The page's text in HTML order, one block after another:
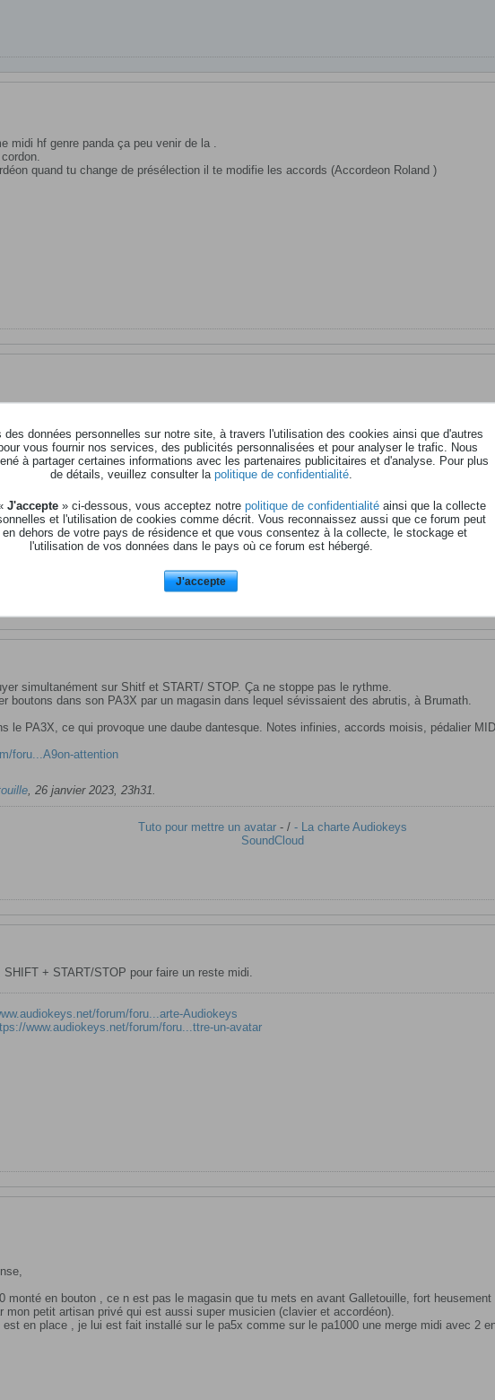
midi hf genre panda ça peu venir de la .
quand tu change de présélection il te modifie les accords (Accordeon Roland )
équipé midi limex
midi que j'ai zappé.
le panel qui permet le reset direct en cas de plantage .
y avoir une fonction équivalente.
en clavier bouton récemment.
OS ?
simultanément sur Shitf et START/ STOP. Ça ne stoppe pas le rythme.
boutons dans son PA3X par un magasin dans lequel sévissaient des abrutis, à Brumath.
le PA3X, ce qui provoque une daube dantesque. Notes infinies, accords moisis, pédalier
foru...A9on-attention
, 26 janvier 2023, 23h31.
Tuto pour mettre un avatar - / - La charte Audiokeys
SoundCloud
SHIFT + START/STOP pour faire un reste midi.
forum/foru...arte-Audiokeys
www.audiokeys.net/forum/foru...ttre-un-avatar
monté en bouton , ce n est pas le magasin que tu mets en avant Galletouille, fort heusement
mon petit artisan privé qui est aussi super musicien (clavier et accordéon).
est en place , je lui est fait installé sur le pa5x comme sur le pa1000 une merge midi avec 2
des données personnelles sur notre site, à travers l'utilisation des cookies ainsi que d'autres
vous fournir nos services, des publicités personnalisées et pour analyser le trafic. Nous
à partager certaines informations avec les partenaires publicitaires et d'analyse. Pour plus
de détails, veuillez consulter la politique de confidentialité.
J'accepte » ci-dessous, vous acceptez notre politique de confidentialité ainsi que la collecte
et l'utilisation de cookies comme décrit. Vous reconnaissez aussi que ce forum peut
en dehors de votre pays de résidence et que vous consentez à la collecte, le stockage et
l'utilisation de vos données dans le pays où ce forum est hébergé.
J'accepte